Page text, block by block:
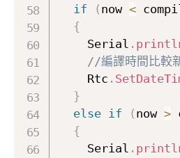
if
( now <
{
    Serial
.
//編譯時間比較
    Rtc
.
}
else if ( now >
{
    Serial
.